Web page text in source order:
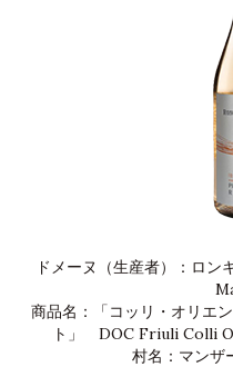
ドメーヌ（生産者）：ロ
商品名：「コッリ・オリエ
ト」 DOC Friuli Colli
村名：マンザ